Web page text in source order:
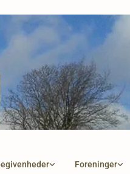
Foreninger